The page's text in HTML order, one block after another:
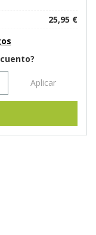
25,95 €
Aplicar